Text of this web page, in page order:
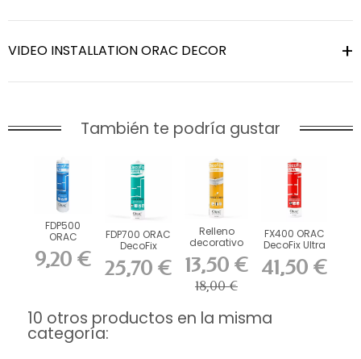
VIDEO INSTALLATION ORAC DECOR
También te podría gustar
FDP500
ORAC
DecoFix Pro
310 ml
9,20 €
FDP700 ORAC
DecoFix
Power 290 ml
25,70 €
Relleno
decorativo
FL300
13,50 €
18,00 €
FX400 ORAC
DecoFix Ultra
270 ml
41,50 €
10 otros productos en la misma
categoría: